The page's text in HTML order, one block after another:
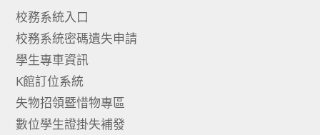
校務系統入口
校務系統密碼遺失申請
學生專車資訊
K館訂位系統
失物招領暨惜物專區
數位學生證掛失補發